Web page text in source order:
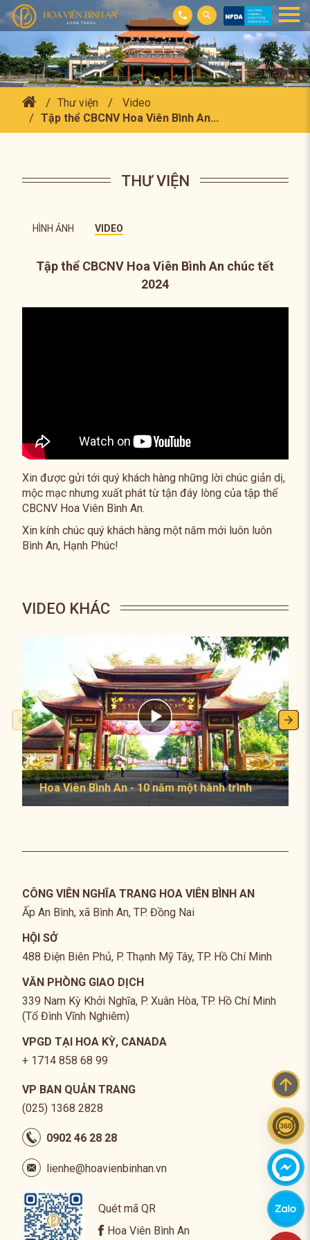
Thư viện
Video
Tập thể CBCNV Hoa Viên Bình An...
THƯ VIỆN
HÌNH ẢNH VIDEO
Tập thể CBCNV Hoa Viên Bình An chúc tết
2024
Xin được gửi tới quý khách hàng những lời chúc giản dị,
mộc mạc nhưng xuất phát từ tận đáy lòng của tập thể
CBCNV Hoa Viên Bình An.
Xin kính chúc quý khách hàng một năm mới luôn luôn
Bình An, Hạnh Phúc!
VIDEO KHÁC
Hoa Viên Bình An - 10 năm một hành trình
CÔNG VIÊN NGHĨA TRANG HOA VIÊN BÌNH AN
Ấp An Bình, xã Bình An, TP. Đồng Nai
HỘI SỞ
488 Điện Biên Phủ, P. Thạnh Mỹ Tây, TP. Hồ Chí Minh
VĂN PHÒNG GIAO DỊCH
339 Nam Kỳ Khởi Nghĩa, P. Xuân Hòa, TP. Hồ Chí Minh
(Tổ Đình Vĩnh Nghiêm)
VPGD TẠI HOA KỲ, CANADA
+ 1714 858 68 99
VP BAN QUẢN TRANG
(025) 1368 2828
0902 46 28 28
lienhe@hoavienbinhan.vn
Quét mã QR
Hoa Viên Bình An